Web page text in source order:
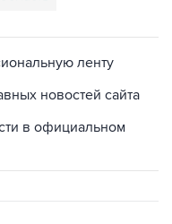
новостей сайта
в официальном